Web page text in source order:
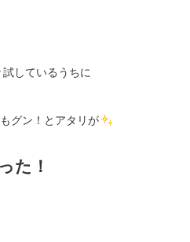
しているうちに
グン！とアタリが
た！